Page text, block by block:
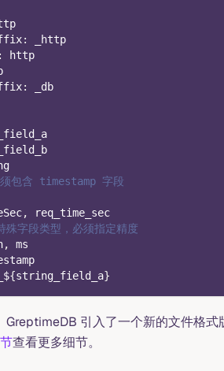
:
_http
:
http
:
_db
包含 timestamp 字段
,
req_time_sec
字段类型，必须指定精度
,
ms
{string_field_a}
GreptimeDB 引入了一个新的文件格
查看更多细节。